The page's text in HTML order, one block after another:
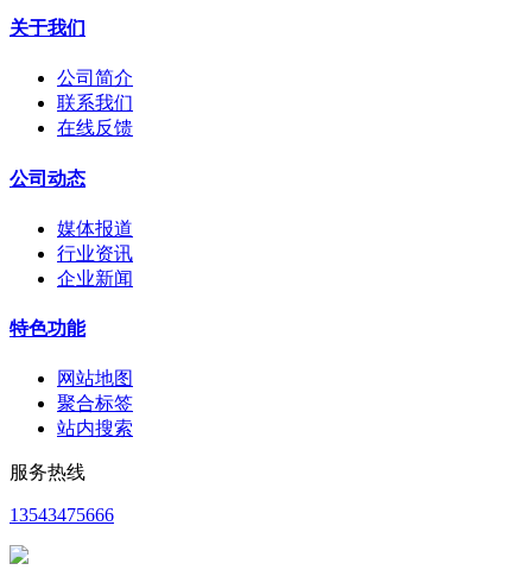
关于我们
公司简介
联系我们
在线反馈
公司动态
媒体报道
行业资讯
企业新闻
特色功能
网站地图
聚合标签
站内搜索
服务热线
13543475666